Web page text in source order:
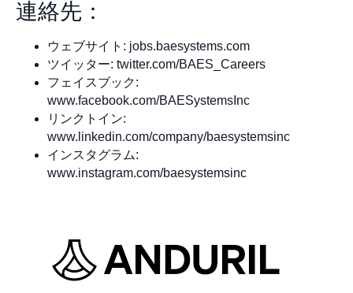
連絡先：
ウェブサイト: jobs.baesystems.com
ツイッター: twitter.com/BAES_Careers
フェイスブック:
www.facebook.com/BAESystemsInc
リンクトイン:
www.linkedin.com/company/baesystemsinc
インスタグラム:
www.instagram.com/baesystemsinc